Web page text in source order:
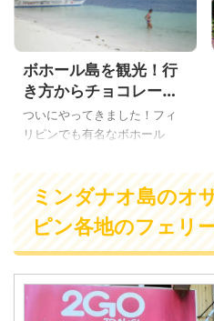
きで、宿題もやらずにブログ
更新でもしますか(ﾉω｀●) フ
ィリピン留学でも土日は休み
で、みんな息抜きでどこかに
出かけたり、旅行にいったり
帰りでも行ける「iloilo（イロ
イロ）」という都市を知って
日は「フィリピンのイロイロ
の行き方は？バコロドから日
帰りでいける治安のいい街と
は？」を書くよ♪ ...
ボホール島を観光！行
き方からチョコレート
ヒルズやターシャなど
ツアー情報まとめ
ついにやってきました！フィ
リピンでも有名なボホール
たもんよ♪ 今日は「ボホール島
を観光！行き方からチョコレ
ートヒルズやターシャなどツ
アー情報まとめ」を書くよ♪ フ
ば！？観光地として有名です
よ！ さてここでフィリピンの
ミンダナオ島のオ
ピン各地のフェリ